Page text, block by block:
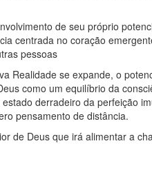
de seu próprio
centrada no coração
pessoas
Realidade se expande, o
como um equilíbrio da
derradeiro da perfeição
pensamento de distância.
de Deus que irá alimentar a